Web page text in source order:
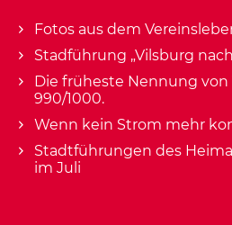
Fotos aus dem
Stadführung „Vilsburg nach
Die früheste Nennung von
990/1000.
Wenn kein Strom mehr
Stadtführungen des
im Juli